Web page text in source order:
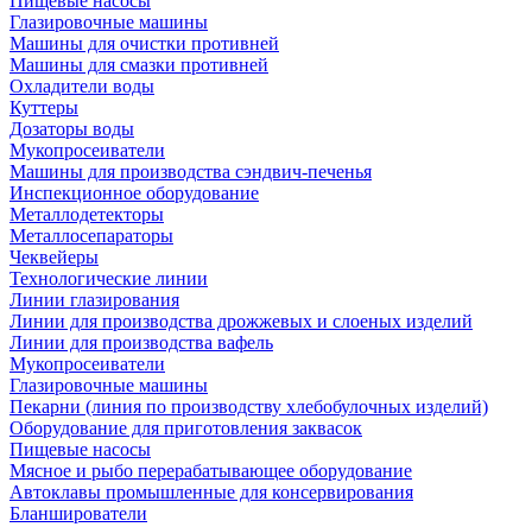
Глазировочные машины
Машины для очистки противней
Машины для смазки противней
Охладители воды
Куттеры
Дозаторы воды
Мукопросеиватели
Машины для производства сэндвич-печенья
Инспекционное оборудование
Металлодетекторы
Металлосепараторы
Чеквейеры
Технологические линии
Линии глазирования
Линии для производства дрожжевых и слоеных изделий
Линии для производства вафель
Мукопросеиватели
Глазировочные машины
Пекарни (линия по производству хлебобулочных изделий)
Оборудование для приготовления заквасок
Пищевые насосы
Мясное и рыбо перерабатывающее оборудование
Автоклавы промышленные для консервирования
Бланширователи